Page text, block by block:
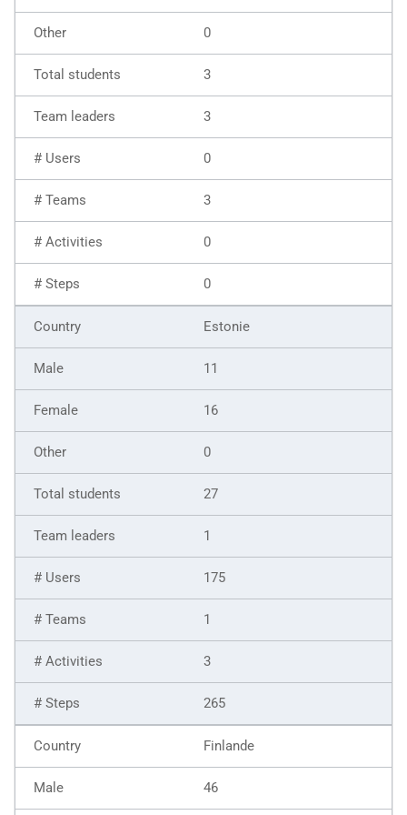
0
3
3
0
3
0
0
Estonie
11
16
0
27
1
175
1
3
265
Finlande
46